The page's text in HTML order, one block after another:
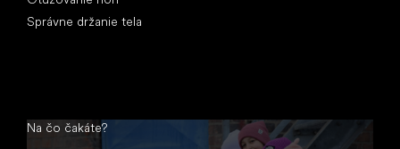
Správne držanie tela
Na čo čakáte?